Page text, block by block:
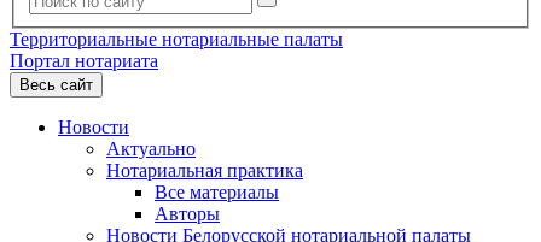
Территориальные нотариальные палаты
Портал нотариата
Весь сайт
Новости
Актуально
Нотариальная практика
Все материалы
Авторы
Новости Белорусской нотариальной палаты